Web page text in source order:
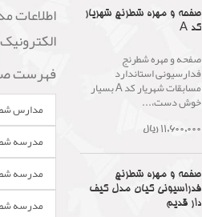
صفحه و مهره شطرنج شهریار
کد A
صفحه و مهره شطرنج
فدارسیونی استاندارد
مسابقات شهریار کد A بسیار
خوش دست،...
11,600,000 ریال
صفحه و مهره شطرنج
فدراسیونی کیان مدل کیف
دار قدیم
اطلاعات
فهرست
مدارس
مدرسه
مدرسه
مدرسه